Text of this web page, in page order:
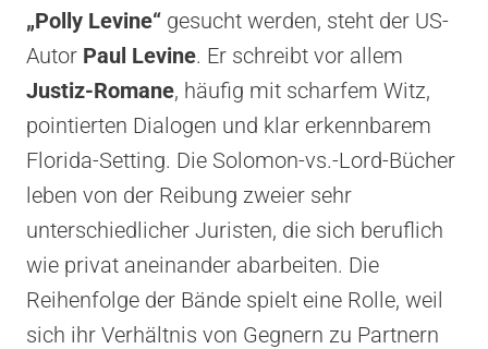
„Polly Levine“ gesucht werden, steht der US-
Autor Paul Levine. Er schreibt vor allem
Justiz-Romane, häufig mit scharfem Witz,
pointierten Dialogen und klar erkennbarem
Florida-Setting. Die Solomon-vs.-Lord-Bücher
leben von der Reibung zweier sehr
unterschiedlicher Juristen, die sich beruflich
wie privat aneinander abarbeiten. Die
Reihenfolge der Bände spielt eine Rolle, weil
sich ihr Verhältnis von Gegnern zu Partnern